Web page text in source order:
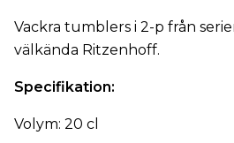
Vackra tumblers i 2-p från
välkända Ritzenhoff.
Specifikation:
Volym: 20 cl